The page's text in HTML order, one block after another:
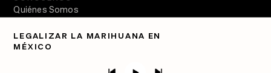
LEGALIZAR LA MARIHUANA EN
MÉXICO
Quiénes Somos
PÓDCASTS